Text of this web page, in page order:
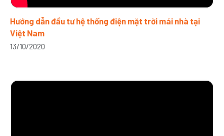
Hướng dẫn đầu tư hệ thống điện mặt trời mái nhà tại
Việt Nam
13/10/2020